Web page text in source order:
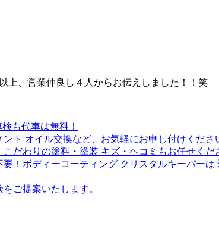
以上、営業仲良し４人からお伝えしました！！笑